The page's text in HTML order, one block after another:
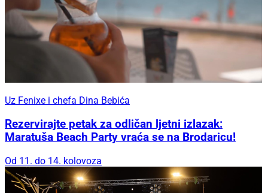
Uz Fenixe i chefa Dina Bebića
Rezervirajte petak za odličan ljetni izlazak:
Maratuša Beach Party vraća se na Brodaricu!
Od 11. do 14. kolovoza